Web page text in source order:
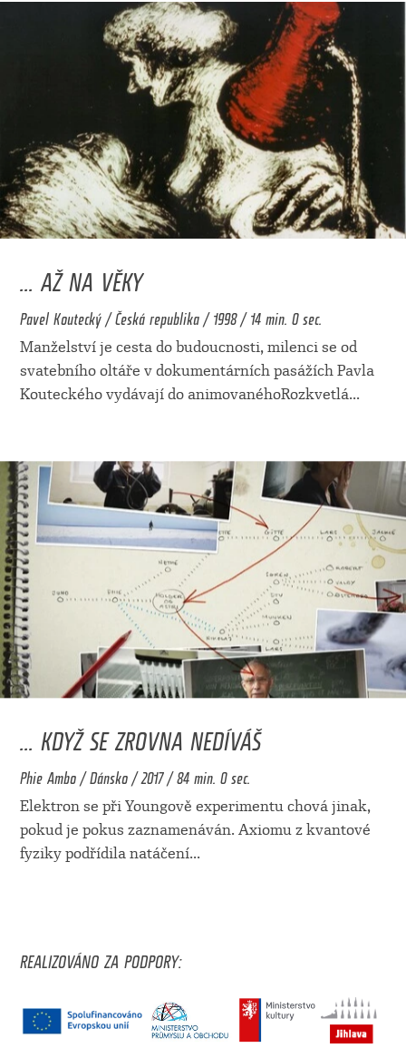
... AŽ NA VĚKY
Pavel Koutecký / Česká republika / 1998 / 14 min. 0 sec.
Manželství je cesta do budoucnosti, milenci se od
svatebního oltáře v dokumentárních pasážích Pavla
Kouteckého vydávají do animovanéhoRozkvetlá...
... KDYŽ SE ZROVNA NEDÍVÁŠ
Phie Ambo / Dánsko / 2017 / 84 min. 0 sec.
Elektron se při Youngově experimentu chová jinak,
pokud je pokus zaznamenáván. Axiomu z kvantové
fyziky podřídila natáčení...
REALIZOVÁNO ZA PODPORY: